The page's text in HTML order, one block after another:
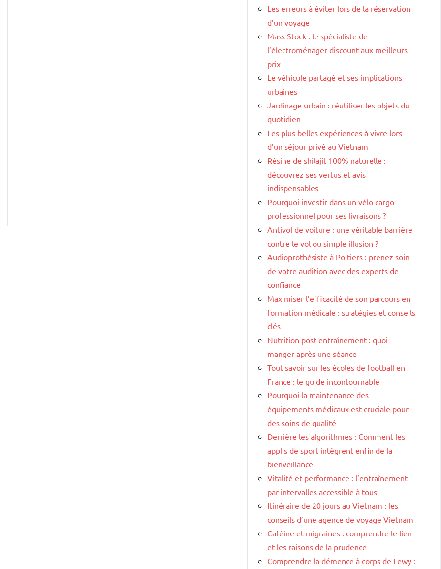
Les erreurs à éviter lors de la réservation
d’un voyage
Mass Stock : le spécialiste de
l’électroménager discount aux meilleurs
prix
Le véhicule partagé et ses implications
urbaines
Jardinage urbain : réutiliser les objets du
quotidien
Les plus belles expériences à vivre lors
d’un séjour privé au Vietnam
Résine de shilajit 100% naturelle :
découvrez ses vertus et avis
indispensables
Pourquoi investir dans un vélo cargo
professionnel pour ses livraisons ?
Antivol de voiture : une véritable barrière
contre le vol ou simple illusion ?
Audioprothésiste à Poitiers : prenez soin
de votre audition avec des experts de
confiance
Maximiser l’efficacité de son parcours en
formation médicale : stratégies et conseils
clés
Nutrition post-entraînement : quoi
manger après une séance
Tout savoir sur les écoles de football en
France : le guide incontournable
Pourquoi la maintenance des
équipements médicaux est cruciale pour
des soins de qualité
Derrière les algorithmes : Comment les
applis de sport intègrent enfin de la
bienveillance
Vitalité et performance : l’entraînement
par intervalles accessible à tous
Itinéraire de 20 jours au Vietnam : les
conseils d’une agence de voyage Vietnam
Caféine et migraines : comprendre le lien
et les raisons de la prudence
Comprendre la démence à corps de Lewy :